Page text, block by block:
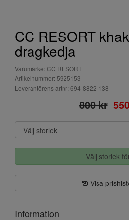
CC RESORT
dragkedja
Varumärke: CC RESORT
Artikelnummer: 5925153
Leverantörens artnr: 694-8822-138
800 kr
Välj storlek
Visa
Information